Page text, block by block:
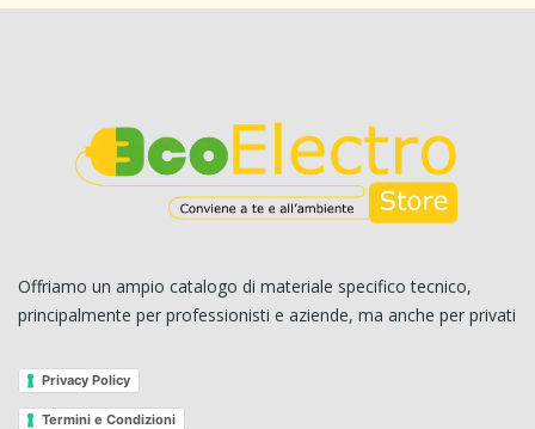
Offriamo un ampio catalogo di materiale specifico tecnico,
principalmente per professionisti e aziende, ma anche per privati
Privacy Policy
Termini e Condizioni